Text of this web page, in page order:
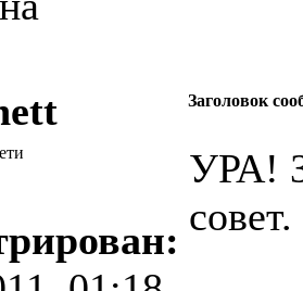
Заголовок
УРА!
совет.